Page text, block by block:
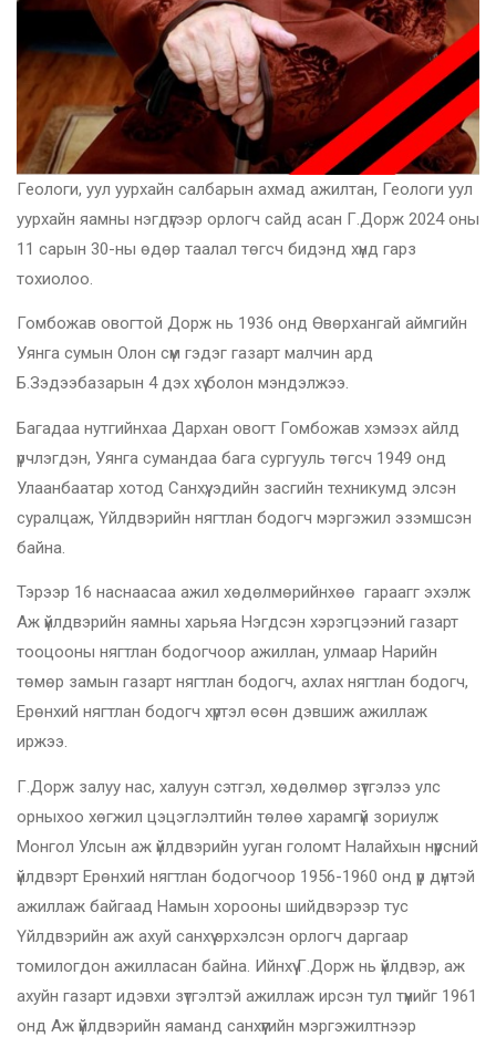
Геологи, уул уурхайн салбарын ахмад ажилтан, Геологи уул
уурхайн яамны нэгдүгээр орлогч сайд асан Г.Дорж 2024 оны
11 сарын 30-ны өдөр таалал төгсч бидэнд хүнд гарз
тохиолоо.
Гомбожав овогтой Дорж нь 1936 онд Өвөрхангай аймгийн
Уянга сумын Олон сүм гэдэг газарт малчин ард
Б.Зэдээбазарын 4 дэх хүү болон мэндэлжээ.
Багадаа нутгийнхаа Дархан овогт Гомбожав хэмээх айлд
үрчлэгдэн, Уянга сумандаа бага сургууль төгсч 1949 онд
Улаанбаатар хотод Санхүү, эдийн засгийн техникумд элсэн
суралцаж, Үйлдвэрийн нягтлан бодогч мэргэжил эзэмшсэн
байна.
Тэрээр 16 наснаасаа ажил хөдөлмөрийнхөө гараагг эхэлж
Аж үйлдвэрийн яамны харьяа Нэгдсэн хэрэгцээний газарт
тооцооны нягтлан бодогчоор ажиллан, улмаар Нарийн
төмөр замын газарт нягтлан бодогч, ахлах нягтлан бодогч,
Ерөнхий нягтлан бодогч хүртэл өсөн дэвшиж ажиллаж
иржээ.
Г.Дорж залуу нас, халуун сэтгэл, хөдөлмөр зүтгэлээ улс
орныхоо хөгжил цэцэглэлтийн төлөө харамгүй зориулж
Монгол Улсын аж үйлдвэрийн ууган голомт Налайхын нүүрсний
үйлдвэрт Ерөнхий нягтлан бодогчоор 1956-1960 онд үр дүнтэй
ажиллаж байгаад Намын хорооны шийдвэрээр тус
Үйлдвэрийн аж ахуй санхүү эрхэлсэн орлогч даргаар
томилогдон ажилласан байна. Ийнхүү Г.Дорж нь үйлдвэр, аж
ахуйн газарт идэвхи зүтгэлтэй ажиллаж ирсэн тул түүнийг 1961
онд Аж үйлдвэрийн яаманд санхүүгийн мэргэжилтнээр